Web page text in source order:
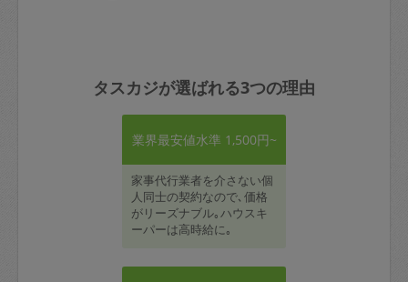
タスカジが選ばれる3つの理由
業界最安値水準 1,500円~
家事代行業者を介さない個
人同士の契約なので､価格
がリーズナブル｡ハウスキ
ーパーは高時給に｡